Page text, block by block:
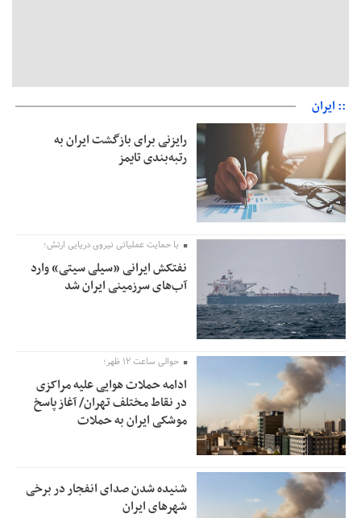
:: ایران
رایزنی برای بازگشت ایران به
رتبه‌بندی تایمز
با حمایت عملیاتی نیروی دریایی ارتش؛
نفتکش ایرانی «سیلی سیتی» وارد
آب‌های سرزمینی ایران شد
حوالی ساعت ۱۲ ظهر؛
ادامه حملات هوایی علیه مراکزی
در نقاط مختلف تهران/ آغاز پاسخ
موشکی ایران به حملات
شنیده شدن صدای انفجار در برخی
شهرهای ایران